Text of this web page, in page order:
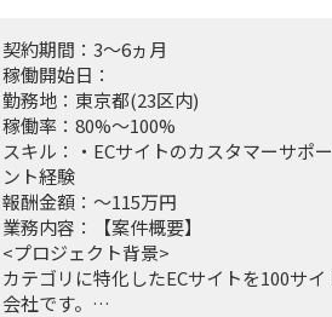
契約期間：3～6ヵ月
稼働開始日：
勤務地：東京都(23区内)
稼働率：80%～100%
スキル：・ECサイトのカスタマーサポ
ント経験
報酬金額：～115万円
業務内容：【案件概要】
<プロジェクト背景>
カテゴリに特化したECサイトを100サ
会社です。